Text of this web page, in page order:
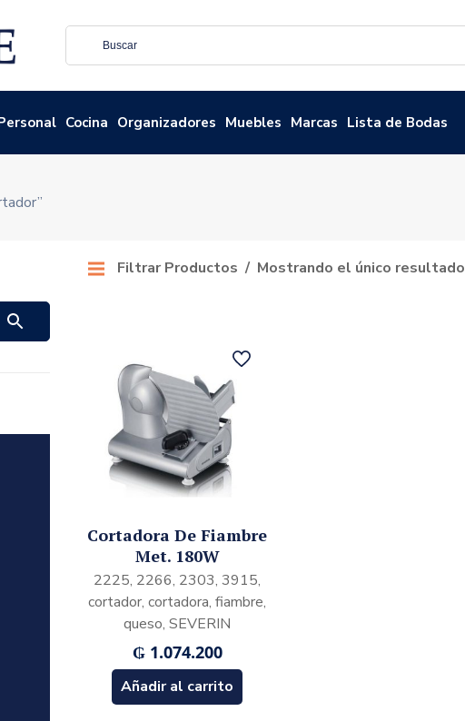
Cocina Organizadores Muebles Marcas Lista de Bodas
Filtrar Productos Mostrando el único resultado
Cortadora De Fiambre
Met. 180W
2225, 2266, 2303, 3915,
cortador, cortadora, fiambre,
queso, SEVERIN
₲1.074.200
Añadir al carrito